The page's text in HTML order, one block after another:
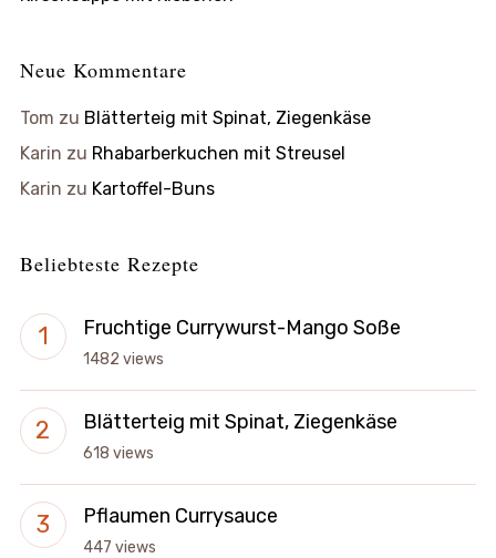
Neue Kommentare
Tom zu Blätterteig mit Spinat, Ziegenkäse
Karin zu Rhabarberkuchen mit Streusel
Karin zu Kartoffel-Buns
Beliebteste Rezepte
Fruchtige Currywurst-Mango Soße
1482 views
Blätterteig mit Spinat, Ziegenkäse
618 views
Pflaumen Currysauce
447 views